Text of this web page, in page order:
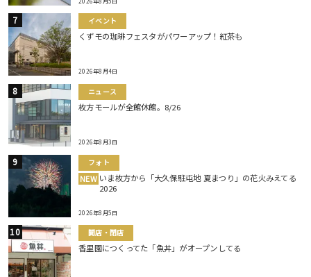
イベント
くずモの珈琲フェスタがパワーアップ！紅茶も
2026年8月4日
ニュース
枚方モールが全館休館。8/26
2026年8月3日
フォト
NEW いま枚方から「大久保駐屯地 夏まつり」の花火みえてる
2026
2026年8月5日
開店・閉店
香里園につくってた「魚丼」がオープンしてる